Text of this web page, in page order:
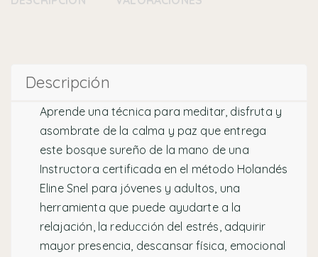
Descripción
Aprende una técnica para meditar, disfruta y
asombrate de la calma y paz que entrega
este bosque sureño de la mano de una
Instructora certificada en el método Holandés
Eline Snel para jóvenes y adultos, una
herramienta que puede ayudarte a la
relajación, la reducción del estrés, adquirir
mayor presencia, descansar física, emocional